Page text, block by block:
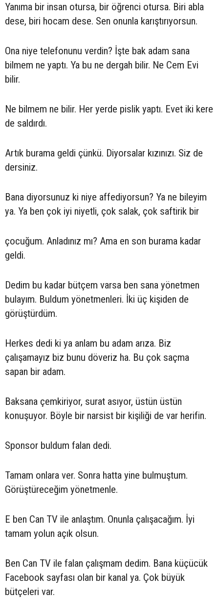
Yanıma bir insan otursa, bir öğrenci otursa. Biri abla
dese, biri hocam dese. Sen onunla karıştırıyorsun.
Ona niye telefonunu verdin? İşte bak adam sana
bilmem ne yaptı. Ya bu ne dergah bilir. Ne Cem Evi
bilir.
Ne bilmem ne bilir. Her yerde pislik yaptı. Evet iki kere
de saldırdı.
Artık burama geldi çünkü. Diyorsalar kızınızı. Siz de
dersiniz.
Bana diyorsunuz ki niye affediyorsun? Ya ne bileyim
ya. Ya ben çok iyi niyetli, çok salak, çok saftirik bir
çocuğum. Anladınız mı? Ama en son burama kadar
geldi.
Dedim bu kadar bütçem varsa ben sana yönetmen
bulayım. Buldum yönetmenleri. İki üç kişiden de
görüştürdüm.
Herkes dedi ki ya anlam bu adam arıza. Biz
çalışamayız biz bunu döveriz ha. Bu çok saçma
sapan bir adam.
Baksana çemkiriyor, surat asıyor, üstün üstün
konuşuyor. Böyle bir narsist bir kişiliği de var herifin.
Sponsor buldum falan dedi.
Tamam onlara ver. Sonra hatta yine bulmuştum.
Görüştüreceğim yönetmenle.
E ben Can TV ile anlaştım. Onunla çalışacağım. İyi
tamam yolun açık olsun.
Ben Can TV ile falan çalışmam dedim. Bana küçücük
Facebook sayfası olan bir kanal ya. Çok büyük
bütçeleri var.